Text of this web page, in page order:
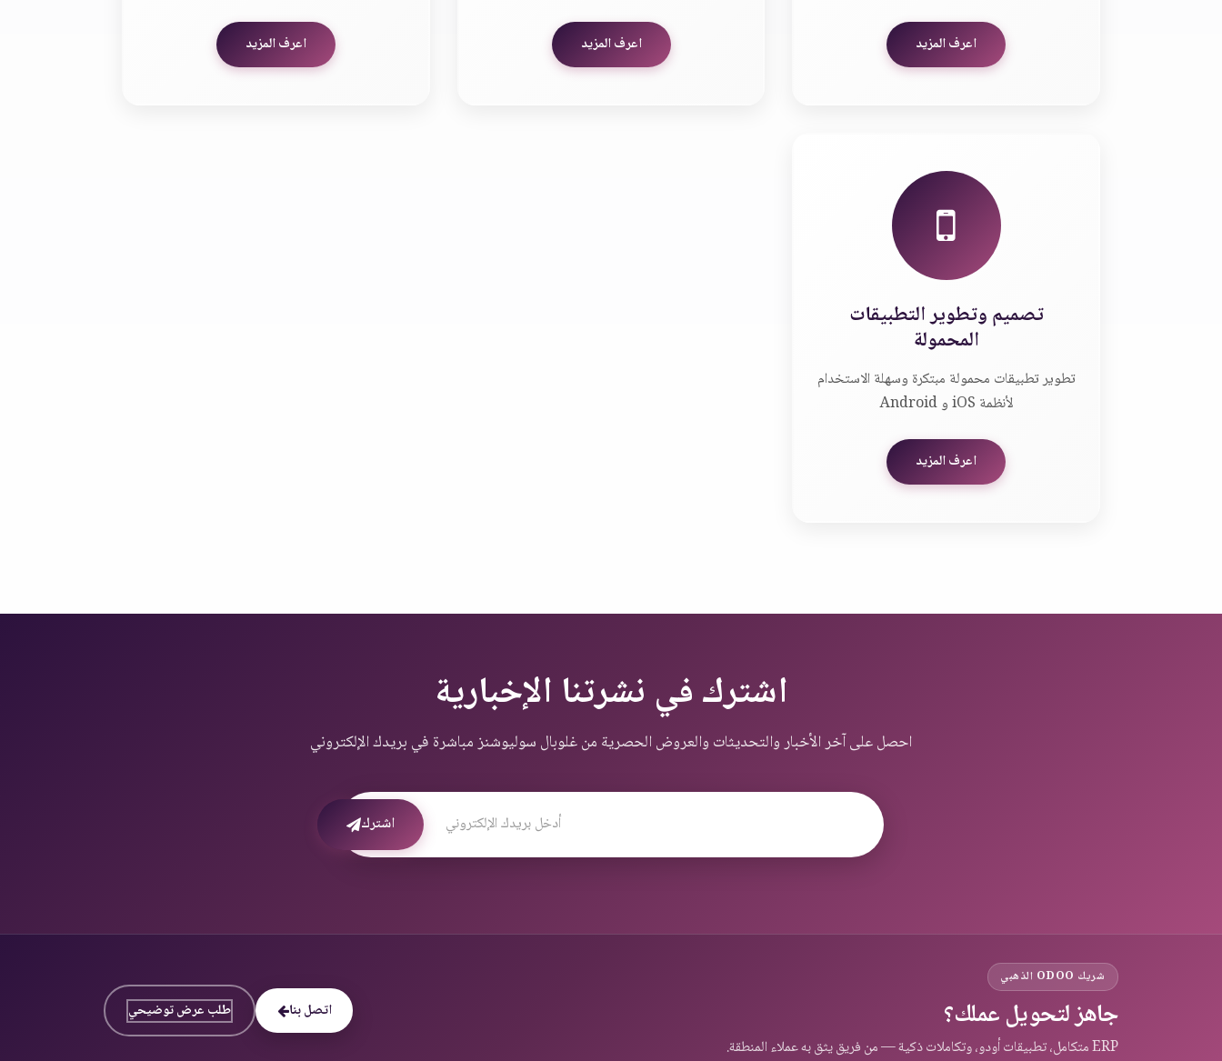
اعرف المزيد اعرف المزيد اعرف المزيد
تصميم وتطوير التطبيقات
المحمولة
تطوير تطبيقات محمولة مبتكرة وسهلة الاستخدام
لأنظمة iOS و Android
اعرف المزيد
اشترك في نشرتنا الإخبارية
احصل على آخر الأخبار والتحديثات والعروض الحصرية من غلوبال سوليوشنز مباشرة في بريدك الإلكتروني
اشترك
شريك ODOO الذهبي
جاهز لتحويل عملك؟
ERP متكامل، تطبيقات أودو، وتكاملات ذكية — من فريق يثق به عملاء المنطقة.
اتصل بنا طلب عرض توضيحي